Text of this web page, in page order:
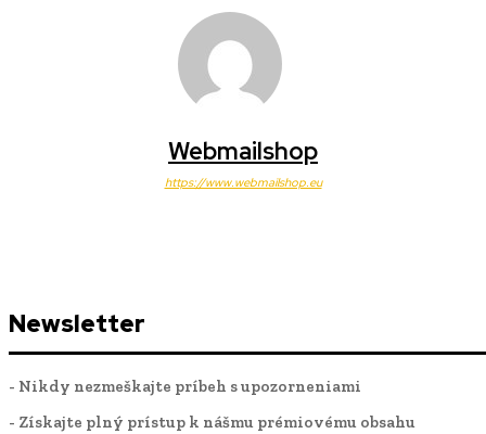
Webmailshop
https://www.webmailshop.eu
Newsletter
- Nikdy nezmeškajte príbeh s upozorneniami
- Získajte plný prístup k nášmu prémiovému obsahu